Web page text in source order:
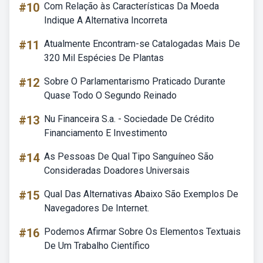
#10 Com Relação às Características Da Moeda
Indique A Alternativa Incorreta
#11 Atualmente Encontram-se Catalogadas Mais De
320 Mil Espécies De Plantas
#12 Sobre O Parlamentarismo Praticado Durante
Quase Todo O Segundo Reinado
#13 Nu Financeira S.a. - Sociedade De Crédito
Financiamento E Investimento
#14 As Pessoas De Qual Tipo Sanguíneo São
Consideradas Doadores Universais
#15 Qual Das Alternativas Abaixo São Exemplos De
Navegadores De Internet.
#16 Podemos Afirmar Sobre Os Elementos Textuais
De Um Trabalho Científico